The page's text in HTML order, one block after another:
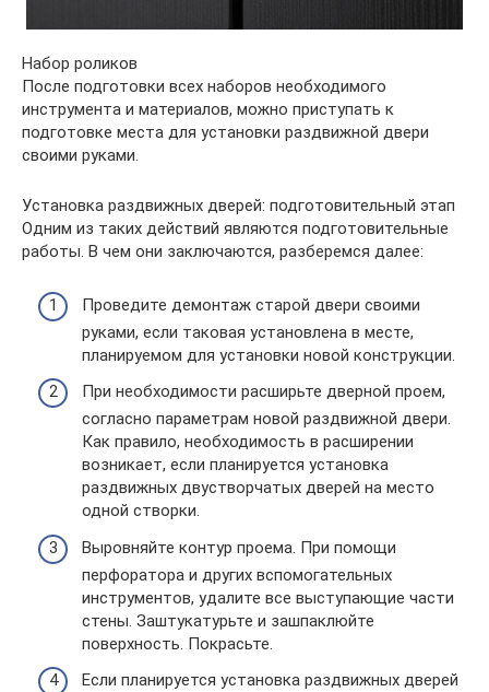
Набор роликов
После подготовки всех наборов необходимого
инструмента и материалов, можно приступать к
подготовке места для установки раздвижной двери
своими руками.
Установка раздвижных дверей: подготовительный этап
Одним из таких действий являются подготовительные
работы. В чем они заключаются, разберемся далее:
Проведите демонтаж старой двери своими
руками, если таковая установлена в месте,
планируемом для установки новой конструкции.
При необходимости расширьте дверной проем,
согласно параметрам новой раздвижной двери.
Как правило, необходимость в расширении
возникает, если планируется установка
раздвижных двустворчатых дверей на место
одной створки.
Выровняйте контур проема. При помощи
перфоратора и других вспомогательных
инструментов, удалите все выступающие части
стены. Заштукатурьте и зашпаклюйте
поверхность. Покрасьте.
Если планируется установка раздвижных дверей